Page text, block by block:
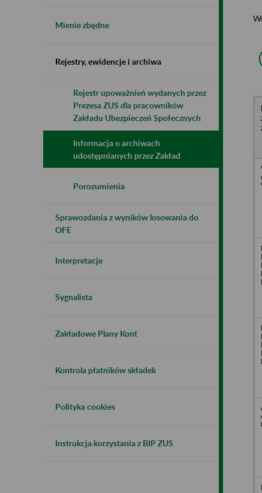
Mienie zbędne
Rejestry, ewidencje i archiwa
Rejestr upoważnień wydanych przez
Prezesa ZUS dla pracowników
Zakładu Ubezpieczeń Społecznych
Informacja o archiwach
udostępnianych przez Zakład
Porozumienia
Sprawozdania z wyników losowania do
OFE
Interpretacje
Sygnalista
Zakładowe Plany Kont
Kontrola płatników składek
Polityka cookies
Instrukcja korzystania z BIP ZUS